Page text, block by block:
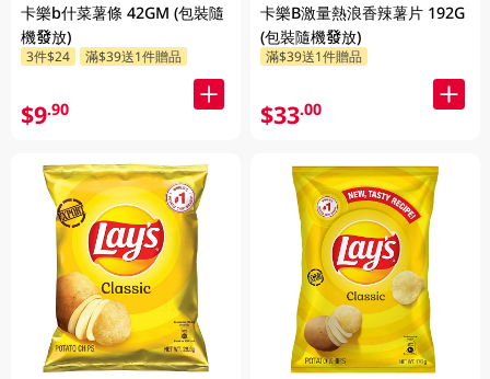
卡樂b什菜薯條 42GM (包裝隨
機發放)
3件$24 滿$39送1件贈品
$9.90
卡樂B激量熱浪香辣薯片 192G
(包裝隨機發放)
滿$39送1件贈品
$33.00